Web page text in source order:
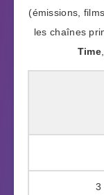
(émissions,
les chaînes
Time
3